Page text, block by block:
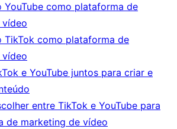
YouTube como plataforma de
TikTok como plataforma de
e YouTube juntos para criar e
entre TikTok e YouTube para
de marketing de vídeo